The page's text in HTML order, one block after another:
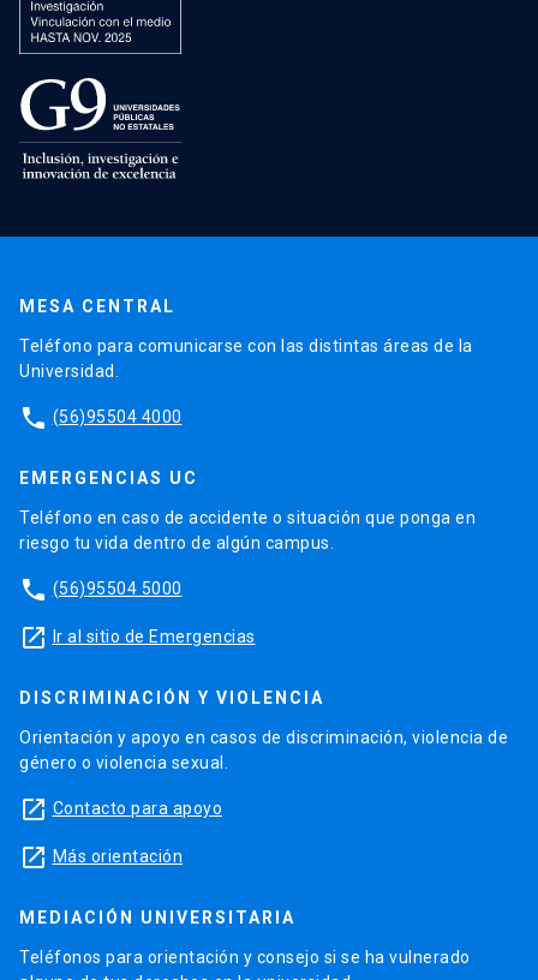
MESA CENTRAL
Teléfono para comunicarse con las distintas áreas de la
Universidad.
phone (56)95504 4000
EMERGENCIAS UC
Teléfono en caso de accidente o situación que ponga en
riesgo tu vida dentro de algún campus.
phone (56)95504 5000
launch Ir al sitio de Emergencias
DISCRIMINACIÓN Y VIOLENCIA
Orientación y apoyo en casos de discriminación, violencia de
género o violencia sexual.
launch Contacto para apoyo
launch Más orientación
MEDIACIÓN UNIVERSITARIA
Teléfonos para orientación y consejo si se ha vulnerado